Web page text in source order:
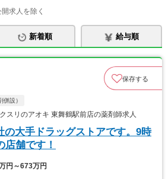
求人を除く
新着順 給与順
保存する
併設）
リのアオキ 東舞鶴駅前店の薬剤師求人
の大手ドラッグストアです。9時
店舗です！
円～673万円